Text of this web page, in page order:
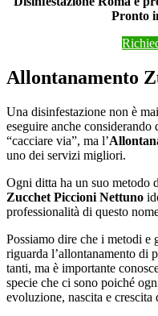
Pronto
Allontanamento
Una disinfestazione non è
eseguire anche
“cacciare via”, ma l’
uno dei servizi migliori.
Ogni ditta ha un suo metodo
Zucchet Piccioni Nettuno
professionalità di questo
Possiamo dire che i metodi e
riguarda l’allontanamento di
tanti, ma è importante
specie che ci sono poiché
evoluzione, nascita e